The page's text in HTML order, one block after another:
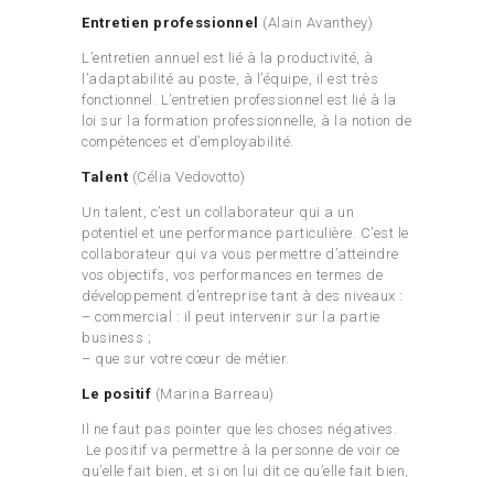
Entretien professionnel (Alain Avanthey)
L’entretien annuel est lié à la productivité, à
l’adaptabilité au poste, à l’équipe, il est très
fonctionnel. L’entretien professionnel est lié à la
loi sur la formation professionnelle, à la notion de
compétences et d’employabilité.
Talent (Célia Vedovotto)
Un talent, c’est un collaborateur qui a un
potentiel et une performance particulière. C’est le
collaborateur qui va vous permettre d’atteindre
vos objectifs, vos performances en termes de
développement d’entreprise tant à des niveaux :
– commercial : il peut intervenir sur la partie
business ;
– que sur votre cœur de métier.
Le positif (Marina Barreau)
Il ne faut pas pointer que les choses négatives.
Le positif va permettre à la personne de voir ce
qu’elle fait bien, et si on lui dit ce qu’elle fait bien,